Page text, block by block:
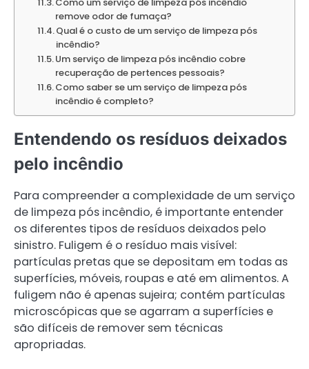
remove odor de fumaça?
Qual é o custo de um serviço de limpeza pós
incêndio?
Um serviço de limpeza pós incêndio cobre
recuperação de pertences pessoais?
Como saber se um serviço de limpeza pós
incêndio é completo?
Entendendo os resíduos deixados
pelo incêndio
Para compreender a complexidade de um serviço
de limpeza pós incêndio, é importante entender
os diferentes tipos de resíduos deixados pelo
sinistro. Fuligem é o resíduo mais visível:
partículas pretas que se depositam em todas as
superfícies, móveis, roupas e até em alimentos. A
fuligem não é apenas sujeira; contém partículas
microscópicas que se agarram a superfícies e
são difíceis de remover sem técnicas
apropriadas.